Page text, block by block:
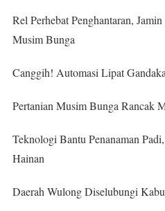
Rel Perhebat Penghantaran,
Musim Bunga
Canggih! Automasi Lipat
Pertanian Musim Bunga Rancak
Teknologi Bantu Penanaman
Hainan
Daerah Wulong Diselubungi